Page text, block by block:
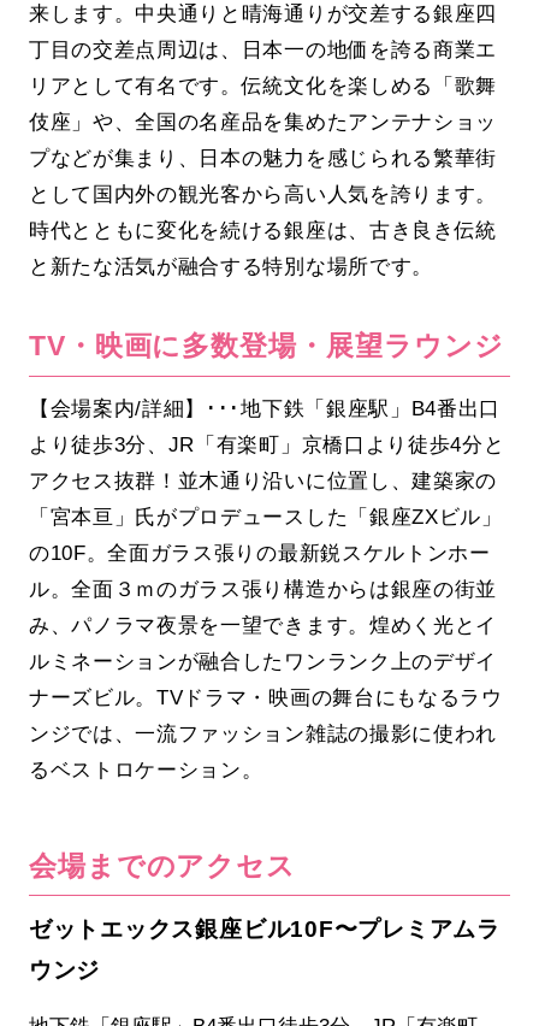
来します。中央通りと晴海通りが交差する銀座四
丁目の交差点周辺は、日本一の地価を誇る商業エ
リアとして有名です。伝統文化を楽しめる「歌舞
伎座」や、全国の名産品を集めたアンテナショッ
プなどが集まり、日本の魅力を感じられる繁華街
として国内外の観光客から高い人気を誇ります。
時代とともに変化を続ける銀座は、古き良き伝統
と新たな活気が融合する特別な場所です。
TV・映画に多数登場・展望ラウンジ
【会場案内/詳細】･･･地下鉄「銀座駅」B4番出口
より徒歩3分、JR「有楽町」京橋口より徒歩4分と
アクセス抜群！並木通り沿いに位置し、建築家の
「宮本亘」氏がプロデュースした「銀座ZXビル」
の10F。全面ガラス張りの最新鋭スケルトンホー
ル。全面３ｍのガラス張り構造からは銀座の街並
み、パノラマ夜景を一望できます。煌めく光とイ
ルミネーションが融合したワンランク上のデザイ
ナーズビル。TVドラマ・映画の舞台にもなるラウ
ンジでは、一流ファッション雑誌の撮影に使われ
るベストロケーション。
会場までのアクセス
ゼットエックス銀座ビル10F〜プレミアムラ
ウンジ